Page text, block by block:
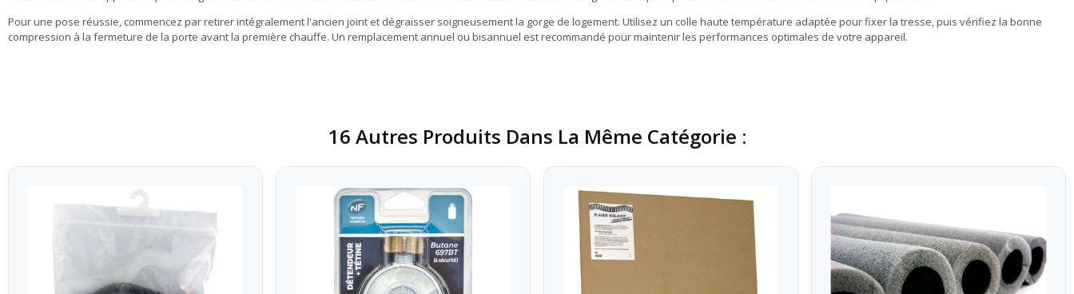
Pour une pose réussie, commencez par retirer intégralement l'ancien joint et dégraisser soigneusement la gorge de logement. Utilisez un colle haute température adaptée pour fixer la tresse, puis vérifiez la bonne
compression à la fermeture de la porte avant la première chauffe. Un remplacement annuel ou bisannuel est recommandé pour maintenir les performances optimales de votre appareil.
16 Autres Produits Dans La Même Catégorie :